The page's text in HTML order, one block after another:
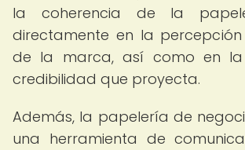
la coherencia de la
directamente en la
de la marca, así como en
credibilidad que proyecta.
Además, la papelería de
una herramienta de